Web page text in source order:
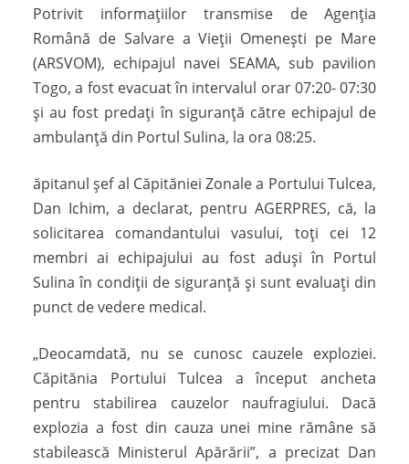
Potrivit informațiilor transmise de Agenția
Română de Salvare a Vieții Omenești pe Mare
(ARSVOM), echipajul navei SEAMA, sub pavilion
Togo, a fost evacuat în intervalul orar 07:20- 07:30
și au fost predați în siguranță către echipajul de
ambulanță din Portul Sulina, la ora 08:25.
ăpitanul şef al Căpităniei Zonale a Portului Tulcea,
Dan Ichim, a declarat, pentru AGERPRES, că, la
solicitarea comandantului vasului, toţi cei 12
membri ai echipajului au fost aduşi în Portul
Sulina în condiţii de siguranţă şi sunt evaluaţi din
punct de vedere medical.
„Deocamdată, nu se cunosc cauzele exploziei.
Căpitănia Portului Tulcea a început ancheta
pentru stabilirea cauzelor naufragiului. Dacă
explozia a fost din cauza unei mine rămâne să
stabilească Ministerul Apărării”, a precizat Dan